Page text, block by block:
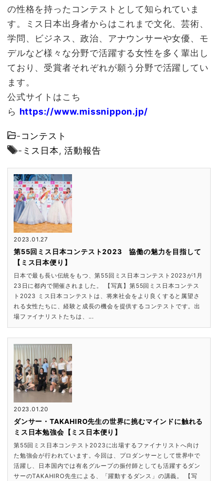
の性格を持ったコンテストとして知られていま
す。ミス日本出身者からはこれまで文化、芸術、
学問、ビジネス、政治、アナウンサーや女優、モ
デルなど様々な分野で活躍する女性を多く輩出し
ており、受賞者それぞれが願う分野で活躍してい
ます。
公式サイトはこち
ら https://www.missnippon.jp/
-コンテスト
- ミス日本,活動報告
2023.01.27
第55回ミス日本コンテスト2023 協働の魅力を目指して
【ミス日本便り】
日本で最も長い伝統をもつ、第55回ミス日本コンテスト2023が1月
23日に都内で開催されました。 【写真】第55回ミス日本コンテス
ト2023 ミス日本コンテストは、将来社会をより良くすると属望さ
れる女性たちに、経験と成長の機会を提供するコンテストです。出
場ファイナリストたちは、...
2023.01.20
ダンサー・TAKAHIRO先生の世界に挑むマインドに触れる
ミス日本勉強会【ミス日本便り】
第55回ミス日本コンテスト2023に出場するファイナリストへ向け
た勉強会が行われています。今回は、プロダンサーとして世界中で
活躍し、日本国内では有名グループの振付師としても活躍するダン
サーのTAKAHIRO先生による、「躍動するダンス」の講義。 【写